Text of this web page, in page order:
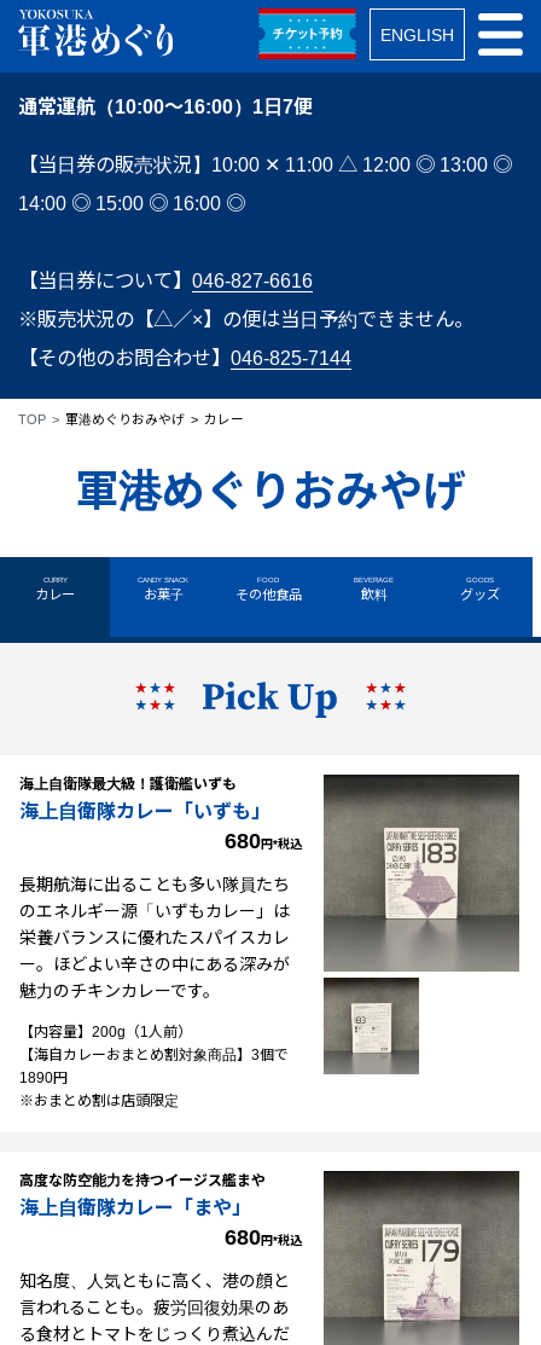
ENGLISH
通常運航（10:00～16:00）1日7便
【当日券の販売状況】10:00 ✕ 11:00 △ 12:00 ◎ 13:00 ◎
14:00 ◎ 15:00 ◎ 16:00 ◎
【当日券について】 046-827-6616
※販売状況の【△／×】の便は当日予約できません。
【その他のお問合わせ】 046-825-7144
TOP 軍港めぐりおみやげ カレー
軍港めぐりおみやげ
CURRY
カレー
CANDY SNACK
お菓子
FOOD
その他食品
BEVERAGE
飲料
GOODS
グッズ
海上自衛隊最大級！護衛艦いずも
海上自衛隊カレー「いずも」
680円*税込
長期航海に出ることも多い隊員たち
のエネルギー源「いずもカレー」は
栄養バランスに優れたスパイスカレ
ー。ほどよい辛さの中にある深みが
魅力のチキンカレーです。
【内容量】200g（1人前）
【海自カレーおまとめ割対象商品】3個で
1890円
※おまとめ割は店頭限定
高度な防空能力を持つイージス艦まや
海上自衛隊カレー「まや」
680円*税込
知名度、人気ともに高く、港の顔と
言われることも。疲労回復効果のあ
る食材とトマトをじっくり煮込んだ